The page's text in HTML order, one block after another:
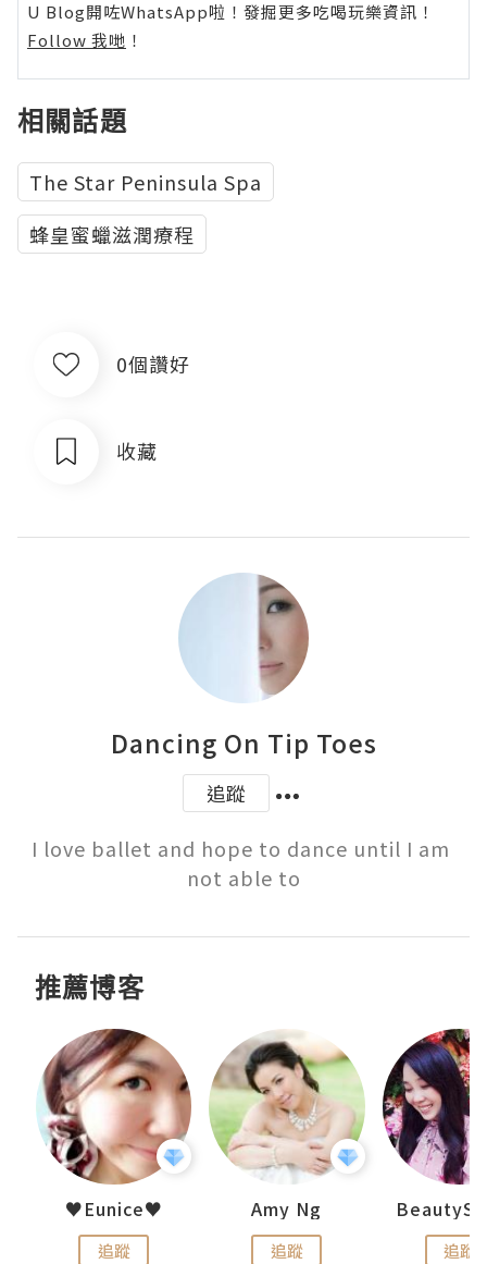
U Blog開咗WhatsApp啦！發掘更多吃喝玩樂資訊！
Follow 我哋 ！
相關話題
The Star Peninsula Spa
蜂皇蜜蠟滋潤療程
0個讚好
收藏
Dancing On Tip Toes
追蹤
I love ballet and hope to dance until I am
not able to
推薦博客
♥Eunice♥
追蹤
Amy Ng
追蹤 追蹤